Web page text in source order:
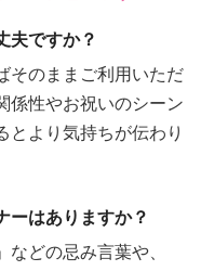
夫ですか？
そのままご利用いただ
係性やお祝いのシーン
とより気持ちが伝わり
ーはありますか？
などの忌み言葉や、